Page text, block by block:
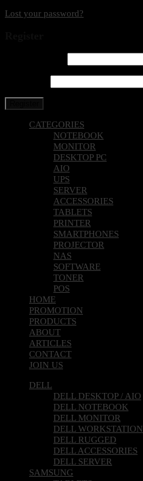
Lost your password?
CATEGORIES
NOTEBOOK
MONITOR
DESKTOP PC
AIO
UPS
SERVER
ACCESSORIES
TABLETS
PRINTER
SMARTPHONES
PROJECTOR
NAS
SOFTWARE
TONER
POS
HOME
PROMOTION
PRODUCTS
ABOUT
ARTICLES
CONTACT
JOIN US
DELL
DELL DESKTOP / AIO
DELL NOTEBOOK
DELL MONITOR
DELL WORKSTATION
DELL RUGGED
DELL ACCESSORIES
DELL SERVER
SAMSUNG